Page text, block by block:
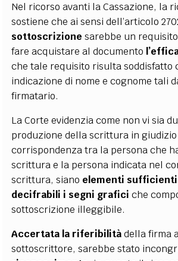
Nel ricorso avanti la Cassazione, la
sostiene che ai sensi dell’articolo
sottoscrizione sarebbe un
fare acquistare al documento
che tale requisito risulta soddisfatto
indicazione di nome e cognome tali
firmatario.
La Corte evidenzia come non vi sia
produzione della scrittura in
corrispondenza tra la persona che
scrittura e la persona indicata nel
scrittura, siano elementi
decifrabili i segni grafici che
sottoscrizione illeggibile.
Accertata la riferibilitàdella firma
sottoscrittore, sarebbe stato